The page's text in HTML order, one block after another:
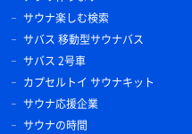
サウナ楽しむ検索
サバス 移動型サウナバス
サバス 2号車
カプセルトイ サウナキット
サウナ応援企業
サウナの時間